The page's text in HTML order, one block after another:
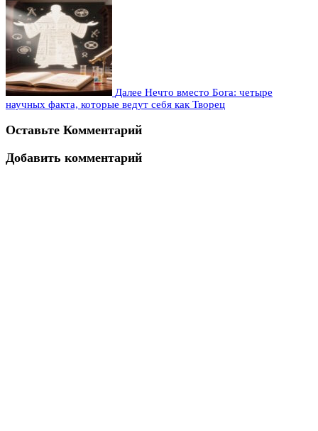
Далее Нечто вместо Бога: четыре
научных факта, которые ведут себя как Творец
Оставьте Комментарий
Добавить комментарий